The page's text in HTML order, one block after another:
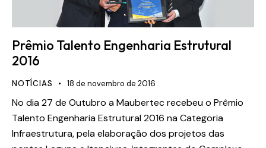
Prêmio Talento Engenharia Estrutural
2016
NOTÍCIAS 18 de novembro de 2016
No dia 27 de Outubro a Maubertec recebeu o Prêmio
Talento Engenharia Estrutural 2016 na Categoria
Infraestrutura, pela elaboração dos projetos das